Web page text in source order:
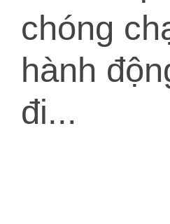
chóng
hành
đi...